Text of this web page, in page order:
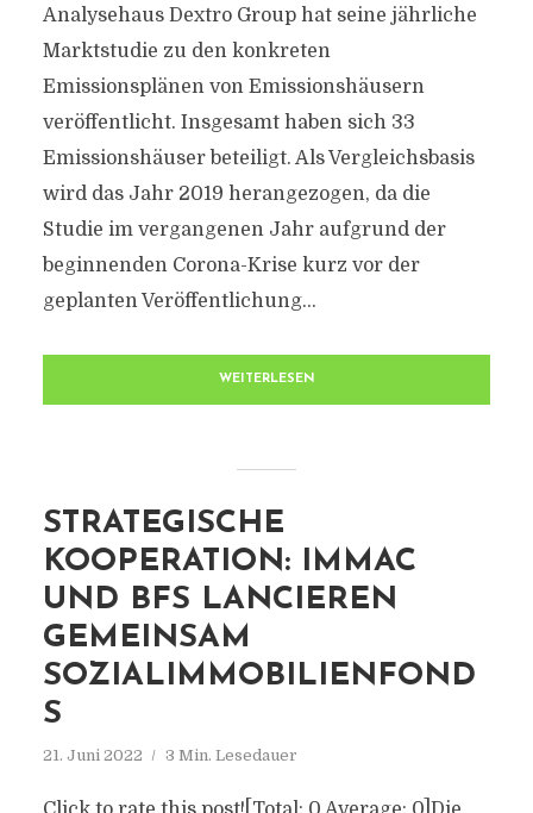
Analysehaus Dextro Group hat seine jährliche
Marktstudie zu den konkreten
Emissionsplänen von Emissionshäusern
veröffentlicht. Insgesamt haben sich 33
Emissionshäuser beteiligt. Als Vergleichsbasis
wird das Jahr 2019 herangezogen, da die
Studie im vergangenen Jahr aufgrund der
beginnenden Corona-Krise kurz vor der
geplanten Veröffentlichung...
WEITERLESEN
STRATEGISCHE
KOOPERATION: IMMAC
UND BFS LANCIEREN
GEMEINSAM
SOZIALIMMOBILIENFOND
S
21. Juni 2022 3 Min. Lesedauer